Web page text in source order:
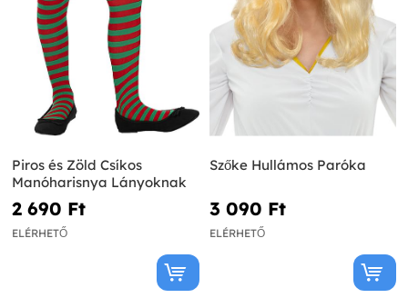
Piros és Zöld Csíkos
Manóharisnya Lányoknak
2 690 Ft‎
ELÉRHETŐ
Szőke Hullámos Paróka
3 090 Ft‎
ELÉRHETŐ